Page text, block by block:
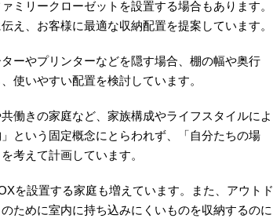
ミリークローゼットを設置する場合もあります。
え、お客様に最適な収納配置を提案しています。
ーやプリンターなどを隠す場合、棚の幅や奥行
使いやすい配置を検討しています。
働きの家庭など、家族構成やライフスタイルによ
という固定概念にとらわれず、「自分たちの場
考えて計画しています。
を設置する家庭も増えています。また、アウトド
ために室内に持ち込みにくいものを収納するのに